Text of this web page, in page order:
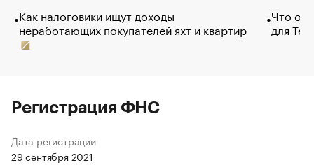
Как налоговики ищут доходы
неработающих покупателей яхт и квартир
Что
для
Регистрация ФНС
Дата регистрации
29 сентября 2021